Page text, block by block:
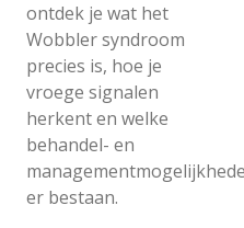
ontdek je wat het
Wobbler syndroom
precies is, hoe je
vroege signalen
herkent en welke
behandel- en
er bestaan.